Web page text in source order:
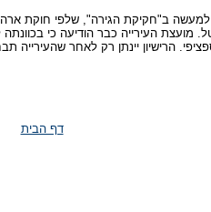
ב"חקיקת הגירה", שלפי חוקת
מועצת העירייה כבר הודיעה כי
הרישיון יינתן רק לאחר
דף הבית